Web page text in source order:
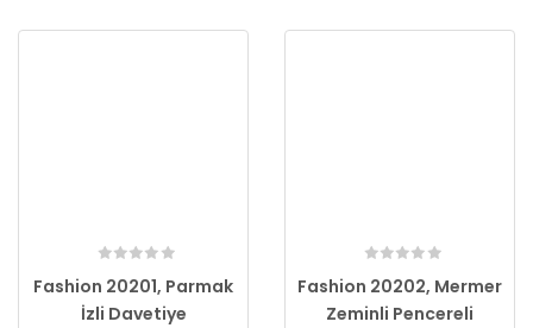
Fashion 20201, Parmak
İzli Davetiye
Fashion 20202, Mermer
Zeminli Pencereli